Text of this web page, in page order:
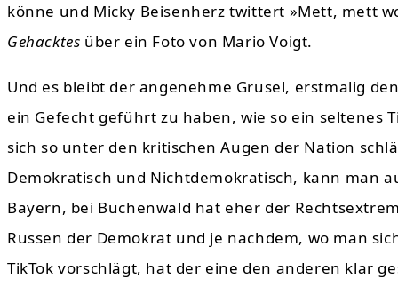
könne und Micky Beisenherz twittert »Mett, mett
Gehacktes über ein Foto von Mario Voigt.
Und es bleibt der angenehme Grusel, erstmalig
ein Gefecht geführt zu haben, wie so ein seltenes
sich so unter den kritischen Augen der Nation
Demokratisch und Nichtdemokratisch, kann man
Bayern, bei Buchenwald hat eher der
Russen der Demokrat und je nachdem, wo man
TikTok vorschlägt, hat der eine den anderen klar